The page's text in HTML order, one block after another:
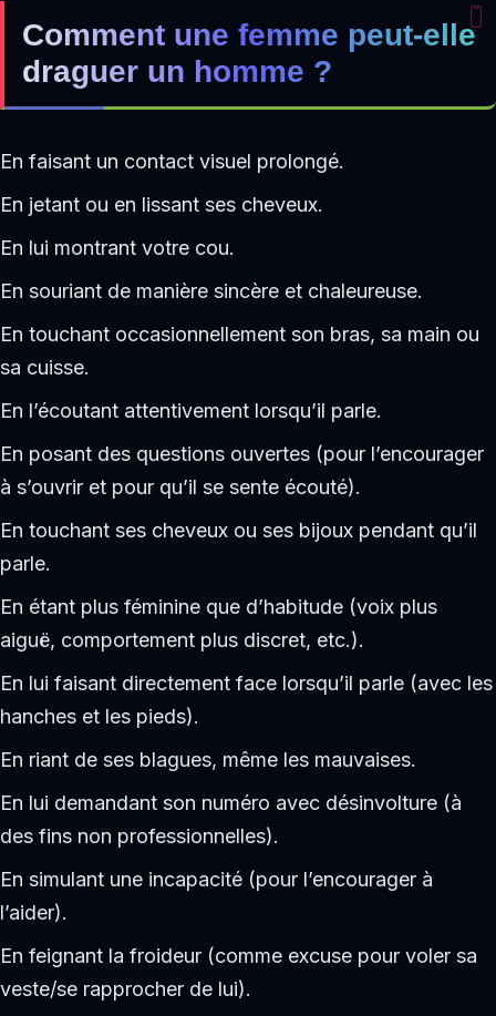
Comment une femme peut-elle
draguer un homme ?
En faisant un contact visuel prolongé.
En jetant ou en lissant ses cheveux.
En lui montrant votre cou.
En souriant de manière sincère et chaleureuse.
En touchant occasionnellement son bras, sa main ou
sa cuisse.
En l’écoutant attentivement lorsqu’il parle.
En posant des questions ouvertes (pour l’encourager
à s’ouvrir et pour qu’il se sente écouté).
En touchant ses cheveux ou ses bijoux pendant qu’il
parle.
En étant plus féminine que d’habitude (voix plus
aiguë, comportement plus discret, etc.).
En lui faisant directement face lorsqu’il parle (avec les
hanches et les pieds).
En riant de ses blagues, même les mauvaises.
En lui demandant son numéro avec désinvolture (à
des fins non professionnelles).
En simulant une incapacité (pour l’encourager à
l’aider).
En feignant la froideur (comme excuse pour voler sa
veste/se rapprocher de lui).